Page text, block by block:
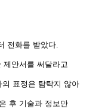
전화를 받았다
안서를 써달라고
표정은 탐탁지 않아
후 기술과 정보만